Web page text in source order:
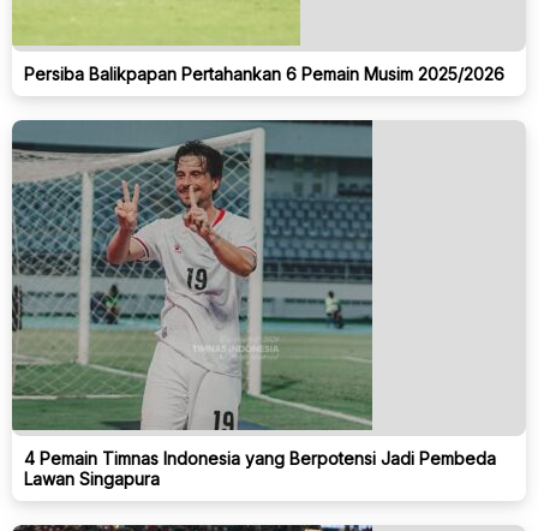
Persiba Balikpapan Pertahankan 6 Pemain Musim 2025/2026
4 Pemain Timnas Indonesia yang Berpotensi Jadi Pembeda
Lawan Singapura